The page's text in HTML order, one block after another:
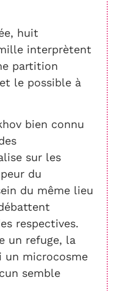
huit
interprètent
partition
le possible à
bien connu
sur les
du
du même lieu
respectives.
un refuge, la
un microcosme
semble